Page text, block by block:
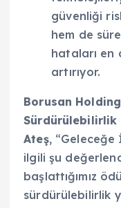
güvenliği
hem de
hataları en
artırıyor.
Borusan
Sürdürülebilirlik
Ateş, “Geleceğe
ilgili şu
başlattığımız
sürdürülebilirlik